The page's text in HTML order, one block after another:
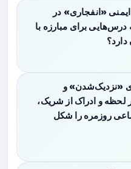
«انفجاری» در
برای مبارزه با
«نزدیک‌شدن» و
و ادراک از شریک،
روزمره را شکل